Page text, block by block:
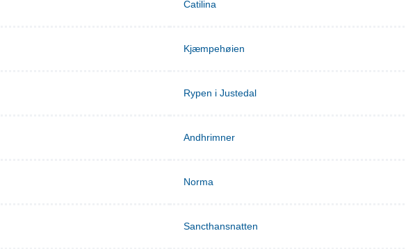
Catilina
Kjæmpehøien
Rypen i Justedal
Andhrimner
Norma
Sancthansnatten